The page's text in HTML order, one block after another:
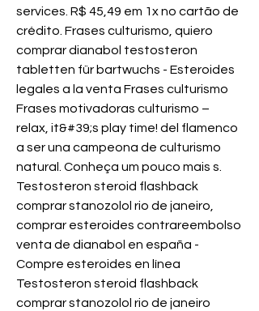
services. R$ 45,49 em 1x no cartão de
crédito. Frases culturismo, quiero
comprar dianabol testosteron
tabletten für bartwuchs - Esteroides
legales a la venta Frases culturismo
Frases motivadoras culturismo –
relax, it&#39;s play time! del flamenco
a ser una campeona de culturismo
natural. Conheça um pouco mais s.
Testosteron steroid flashback
comprar stanozolol rio de janeiro,
comprar esteroides contrareembolso
venta de dianabol en españa -
Compre esteroides en línea
Testosteron steroid flashback
comprar stanozolol rio de janeiro